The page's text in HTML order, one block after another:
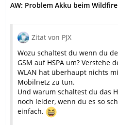
AW: Problem Akku beim Wildfire
Zitat von PJX
Wozu schaltest du wenn du
GSM auf HSPA um? Verstehe
WLAN hat überhaupt nichts
Mobilnetz zu tun.
Und warum schaltest du das
noch leider, wenn du es so
einfach.